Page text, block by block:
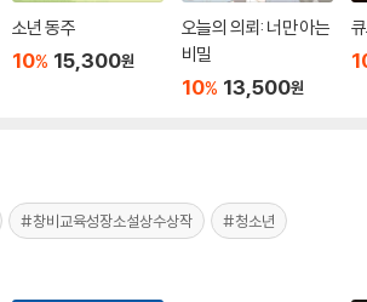
소년 동주
10% 15,300원
오늘의 의뢰: 너만 아는
비밀
10% 13,500원
#창비교육성장소설상수상작 #청소년